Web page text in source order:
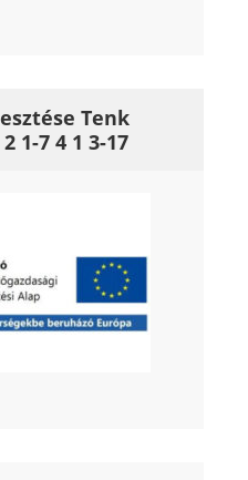
Tenk
1-7 4 1 3-17